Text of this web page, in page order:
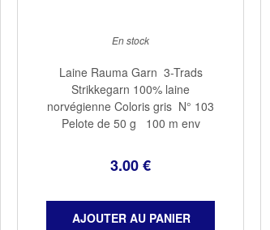
3.00€
En stock
Laine Rauma Garn 3-Trads
Strikkegarn 100% laine
norvégienne Coloris gris N° 103
Pelote de 50 g 100 m env